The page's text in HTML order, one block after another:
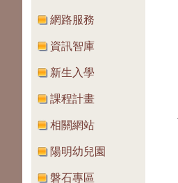
網路服務
資訊智庫
新生入學
課程計畫
相關網站
陽明幼兒園
磐石專區